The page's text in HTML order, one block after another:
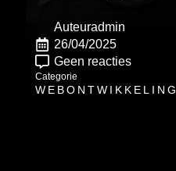
Auteuradmin
26/04/2025
Geen reacties
Categorie
WEBONTWIKKELING